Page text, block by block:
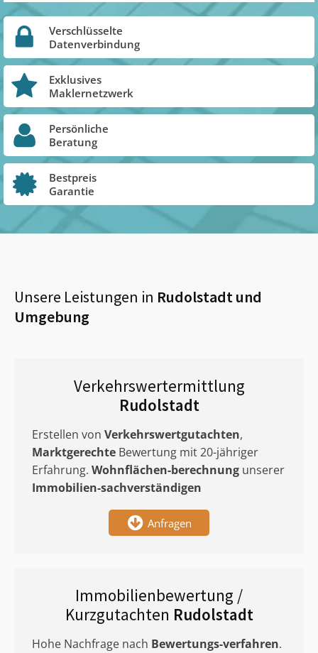
Verschlüsselte
Datenverbindung
Exklusives
Maklernetzwerk
Persönliche
Beratung
Bestpreis
Garantie
Unsere Leistungen in Rudolstadtund
Umgebung
Verkehrswertermittlung
Rudolstadt
Erstellen von Verkehrswertgutachten,
Marktgerechte Bewertung mit 20-jähriger
Erfahrung. Wohnflächen-berechnung unserer
Immobilien-sachverständigen
Anfragen
Immobilienbewertung /
Kurzgutachten Rudolstadt
Hohe Nachfrage nach Bewertungs-verfahren.